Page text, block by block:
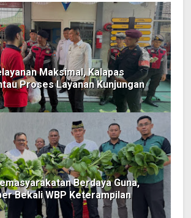
Maksimal, Kalapas
Proses Layanan Kunjungan
Berdaya Guna,
Bekali WBP Keterampilan